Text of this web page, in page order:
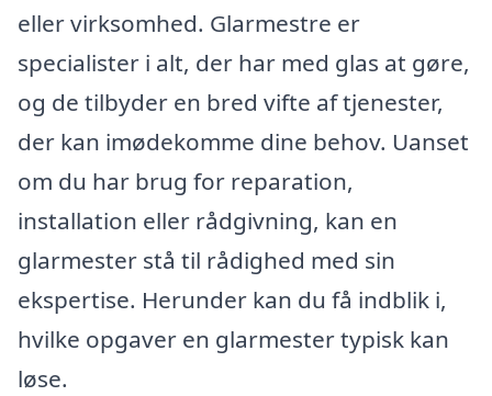
eller virksomhed. Glarmestre er
specialister i alt, der har med glas at gøre,
og de tilbyder en bred vifte af tjenester,
der kan imødekomme dine behov. Uanset
om du har brug for reparation,
installation eller rådgivning, kan en
glarmester stå til rådighed med sin
ekspertise. Herunder kan du få indblik i,
hvilke opgaver en glarmester typisk kan
løse.